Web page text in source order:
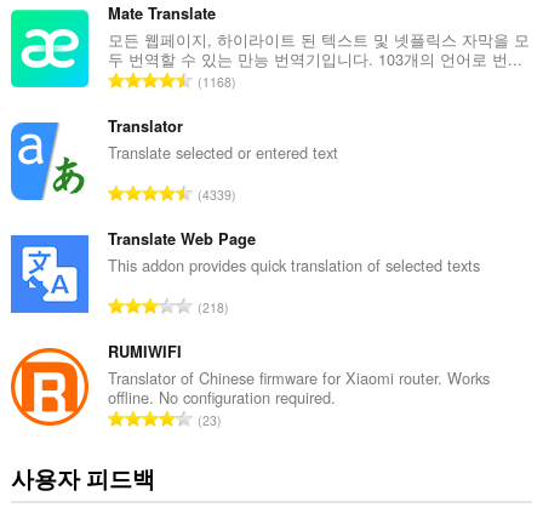
터
액
세
스
수
있
습
니
다.
이
장
탭
및
탐
색
에
액
급
수
:
Mate Translate
모든 웹페이지, 하이라이트 된 텍스트 및 넷플릭스 자막을 모
두 번역할 수 있는 만능 번역기입니다. 103개의 언어로 번...
총
수
1168
Translator
Translate selected or entered text
총
급
수
4339
Translate Web Page
This addon provides quick translation of selected texts
총
수
:
218
RUMIWIFI
Translator of Chinese firmware for Xiaomi router. Works
offline. No configuration required.
총23
사용자 피드백